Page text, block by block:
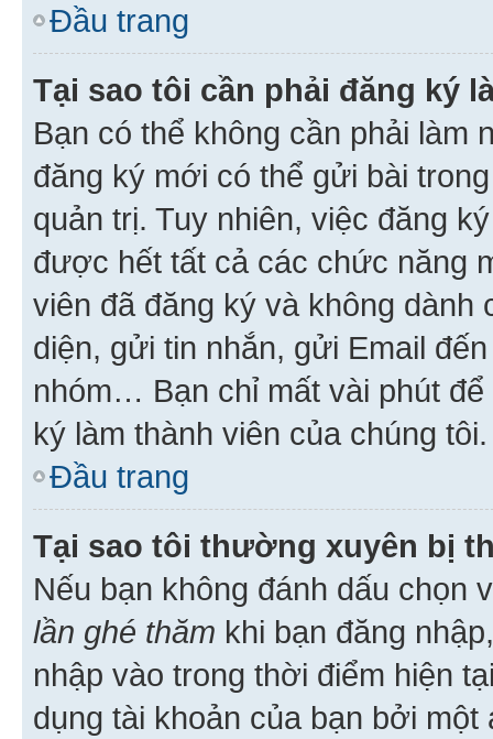
Đầu trang
Tại sao tôi cần phải đăng ký
Bạn có thể không cần phải làm
đăng ký mới có thể gửi bài
quản trị. Tuy nhiên, việc đăng
được hết tất cả các chức năng
viên đã đăng ký và không
diện, gửi tin nhắn, gửi Email
nhóm… Bạn chỉ mất vài phút
ký làm thành viên của chúng tôi.
Đầu trang
Tại sao tôi thường xuyên bị
Nếu bạn không đánh dấu chọn
lần ghé thăm khi bạn đăng
nhập vào trong thời điểm hiện
dụng tài khoản của bạn bởi